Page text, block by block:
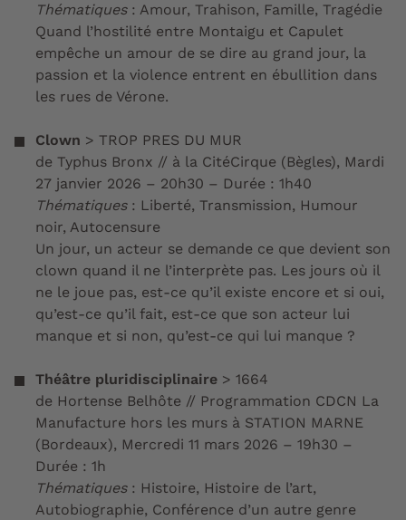
Thématiques: Amour, Trahison, Famille, Tragédie
Quand l’hostilité entre Montaigu et Capulet
empêche un amour de se dire au grand jour, la
passion et la violence entrent en ébullition dans
les rues de Vérone.
Clown > TROP PRES DU MUR
de Typhus Bronx // à la CitéCirque (Bègles), Mardi
27 janvier 2026 – 20h30 – Durée : 1h40
Thématiques: Liberté, Transmission, Humour
noir, Autocensure
Un jour, un acteur se demande ce que devient son
clown quand il ne l’interprète pas. Les jours où il
ne le joue pas, est-ce qu’il existe encore et si oui,
qu’est-ce qu’il fait, est-ce que son acteur lui
manque et si non, qu’est-ce qui lui manque ?
Théâtre pluridisciplinaire > 1664
de Hortense Belhôte // Programmation CDCN La
Manufacture hors les murs à STATION MARNE
(Bordeaux), Mercredi 11 mars 2026 – 19h30 –
Durée : 1h​​​​​​​
Thématiques: Histoire, Histoire de l’art,
Autobiographie, Conférence d’un autre genre